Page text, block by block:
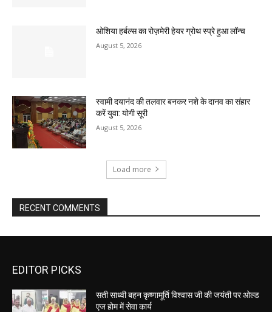
ओशिया हर्बल्स का रोज़मेरी हेयर ग्रोथ स्प्रे हुआ लॉन्च
August 5, 2026
स्वामी दयानंद की तलवार बनकर नशे के दानव का संहार
करें युवा: योगी सूरी
August 5, 2026
Load more
RECENT COMMENTS
EDITOR PICKS
सती साध्वी बहन कृष्णामूर्ति विश्वास जी की जयंती पर ओल्ड
एज होम में सेवा कार्य